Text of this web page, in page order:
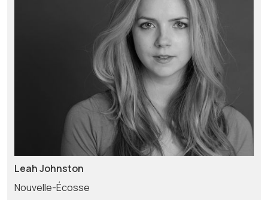
Leah Johnston
Nouvelle-Écosse